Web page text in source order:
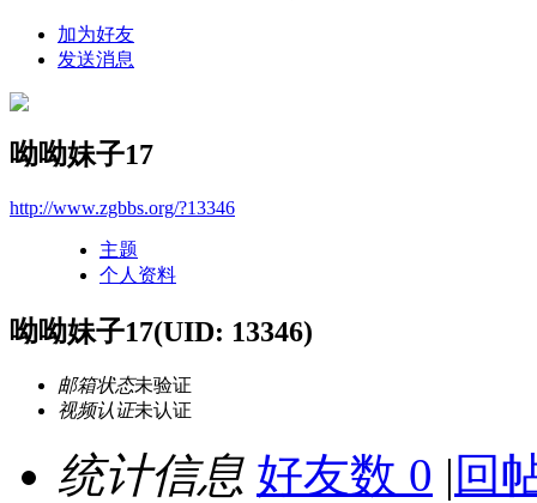
加为好友
发送消息
呦呦妹子17
http://www.zgbbs.org/?13346
主题
个人资料
呦呦妹子17(UID: 13346)
邮箱状态未验证
视频认证未认证
统计信息 好友数 0 | 回